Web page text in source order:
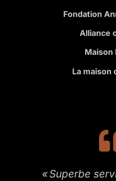
Fondation
Alliance
Maison
La maison
« Le dîner au